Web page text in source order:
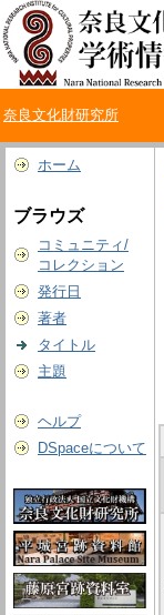
奈良文化財研究所
ホーム
ブラウズ
コミュニティ/
コレクション
発行日
著者
タイトル
主題
ヘルプ
DSpaceについて